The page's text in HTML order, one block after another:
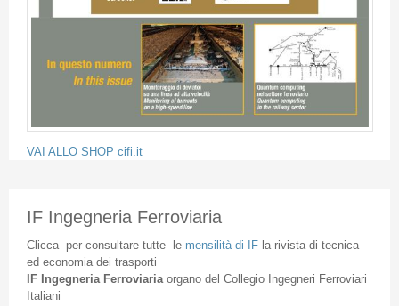
VAI ALLO SHOP cifi.it
IF Ingegneria Ferroviaria
Cliccaper consultare tuttele mensilità di IFla rivista di tecnica
ed economia dei trasporti
IF Ingegneria Ferroviaria organodel Collegio Ingegneri Ferroviari
Italiani